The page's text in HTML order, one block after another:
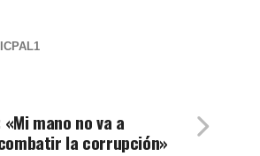
mano no va a
la corrupción»